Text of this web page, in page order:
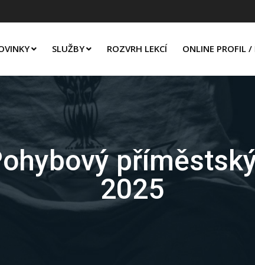
SLUŽBY ROZVRH LEKCÍ ONLINE PROFIL /
2025